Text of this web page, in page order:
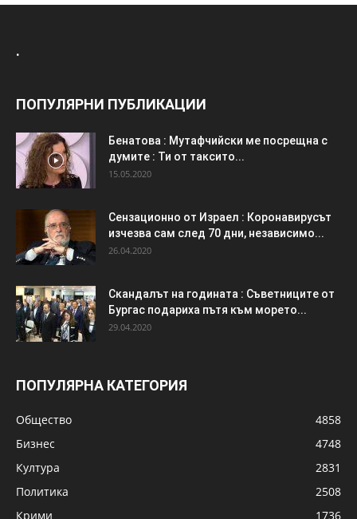
.
ПОПУЛЯРНИ ПУБЛИКАЦИИ
Бенатова : Мутафчийски ме посрещна с
думите : Ти от таксито...
15.05.2020
Сензационно от Израел : Коронавирусът
изчезва сам след 70 дни, независимо...
26.04.2020
Скандалът на годината : Съветниците от
Бургас подариха пътя към морето...
29.04.2020
ПОПУЛЯРНА КАТЕГОРИЯ
Общество
4858
Бизнес
4748
Култура
2831
Политика
2508
Крими
1736